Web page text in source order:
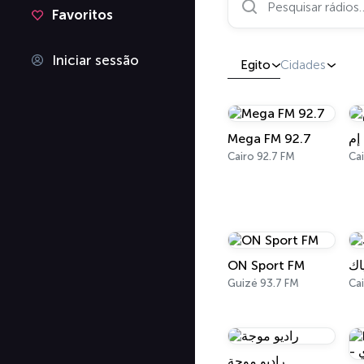
Favoritos
Iniciar sessão Egito Cidades
Mega FM 92.7
Cairo 92.7 FM
ON Sport FM
Guizé 93.7 FM